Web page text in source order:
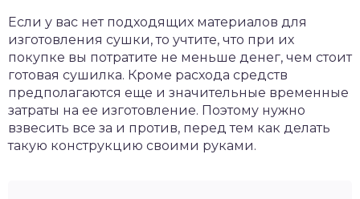
Если у вас нет подходящих материалов для
изготовления сушки, то учтите, что при их
покупке вы потратите не меньше денег, чем стоит
готовая сушилка. Кроме расхода средств
предполагаются еще и значительные временные
затраты на ее изготовление. Поэтому нужно
взвесить все за и против, перед тем как делать
такую конструкцию своими руками.